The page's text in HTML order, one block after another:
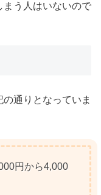
まう人はいないので
通りとなっていま
円から4,000